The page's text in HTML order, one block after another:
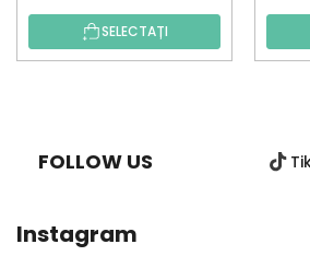
SELECTAȚI
FOLLOW US
Instagram